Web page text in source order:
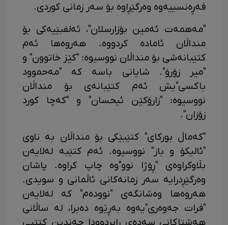
فەڕەنسییەوە وەرگێڕاوە بۆ سەر زمانی کوردی.
"مەهمەت ئەمین بۆزارسلان"، ئەلفبێیەکی بۆ
منداڵان ئامادە کردووە. هەروەها ئەم
کتێبانەشی بۆ منداڵان نووسیوە: "کێز خاتوون" و
"میر زۆرۆ". شایانی باسە کە "مەحموود
باکسی"یش ئەم کتێبانەی بۆ منداڵان
نووسیوە: "زارۆکێن ئیحسان" و "کەچا کورد
زۆزان".
"کەماڵ بورکای" کتێبێکی بۆ منداڵان بە ناوی
"ئالیکۆ و باز" نووسیوە. ئەم کتێبە لەلایەن
بڵاوکراوەی "ڕۆژا نوو"وە چاپ کراوە. پاشان
وەرگێڕدرایە سەر زمانەکانی ئاڵمانی و سویدی.
هەروەها وەشانگەی "نوودەم" کە لەلایەن
"فرات جەوەری"یەوە بەڕێوە دەبرا، لە ساڵانی